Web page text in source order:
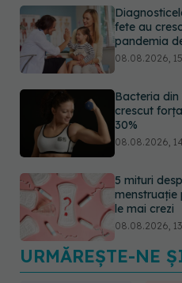
fete au
pandemia
08.08.2026,
Bacteria din
crescut
30%
08.08.2026,
5 mituri
menstruație
le mai crezi
08.08.2026,
peste 60 de
URMĂREȘTE-NE